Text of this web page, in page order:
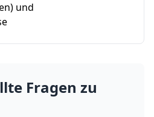
und
Fragen zu